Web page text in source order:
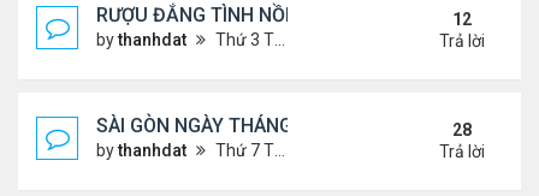
RƯỢU ĐẮNG TÌNH NỒNG !!!
bythanhdat Thứ 3 Tháng 8 06, 2024 3:49 pm
12
Trả lời
SÀI GÒN NGÀY THÁNG CŨ
bythanhdat Thứ 7 Tháng 6 29, 2024 9:26 am
28
Trả lời